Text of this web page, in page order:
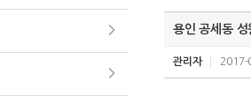
용인 공세동
관리자 2017-